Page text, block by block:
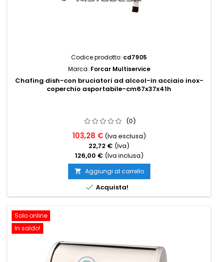
Codice prodotto: cd7905
Marca: Forcar Multiservice
Chafing dish-con bruciatori ad alcool-in acciaio inox-
coperchio asportabile-cm67x37x41h
(0)
103,28 € (Iva esclusa)
22,72 € (Iva)
126,00 € (Iva inclusa)
 Aggiungi al carrello
 Acquista!
Solo online
In saldo!